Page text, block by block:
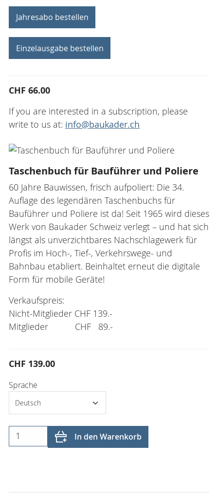
Jahresabo bestellen
Einzelausgabe bestellen
CHF 66.00
If you are interested in a subscription, please
write to us at: info@baukader.ch
Taschenbuch für Bauführer und Poliere
60 Jahre Bauwissen, frisch aufpoliert: Die 34.
Auflage des legendären Taschenbuchs für
Bauführer und Poliere ist da! Seit 1965 wird dieses
Werk von Baukader Schweiz verlegt – und hat sich
längst als unverzichtbares Nachschlagewerk für
Profis im Hoch-, Tief-, Verkehrswege- und
Bahnbau etabliert. Beinhaltet erneut die digitale
Form für mobile Geräte!
Verkaufspreis:
Nicht-Mitglieder CHF 139.-
Mitglieder CHF 89.-
CHF 139.00
Sprache
In den Warenkorb